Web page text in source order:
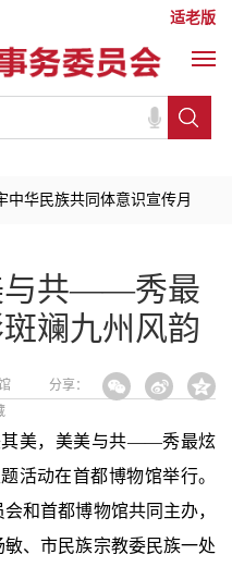
适老版
中华民族共同体意识宣传月
与共——秀最
斓九州风韵
分享：
其美，美美与共——秀最炫
活动在首都博物馆举行。
和首都博物馆共同主办，
、市民族宗教委民族一处